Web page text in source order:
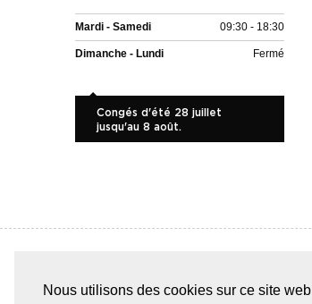
Nous utilisons des cookies sur ce site web
Mardi - Samedi 09:30 - 18:30
Dimanche - Lundi Fermé
Congés d'été 28 juillet
jusqu'au 8 août.